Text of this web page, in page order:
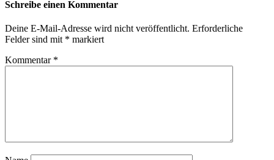
Schreibe einen Kommentar
Deine E-Mail-Adresse wird nicht veröffentlicht. Erforderliche
Felder sind mit * markiert
Kommentar *